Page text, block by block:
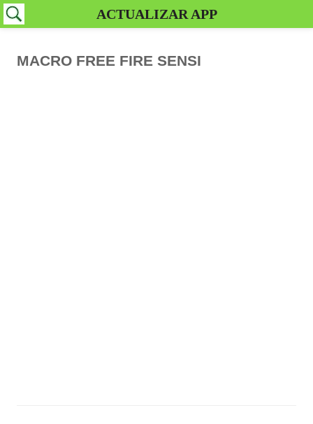
MACRO FREE FIRE SENSI
ACTUALIZAR APP